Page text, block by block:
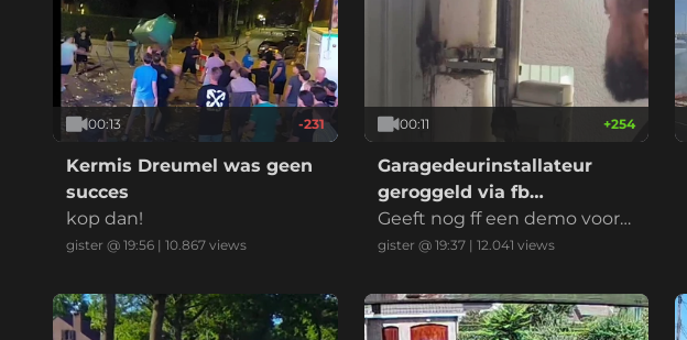
00:13 -231
Kermis Dreumel was geen
succes
kop dan!
gister @ 19:56 | 10.867 views
00:11 +254
Garagedeurinstallateur
geroggeld via fb
marktplaats
Geeft nog ff een demo voord
at ik betaal
gister @ 19:37| 12.041 views